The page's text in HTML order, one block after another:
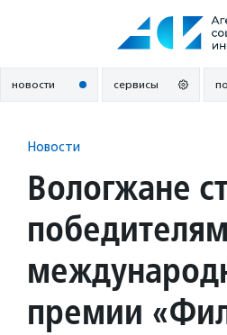
новости сервисы
Новости
Вологжане
премии